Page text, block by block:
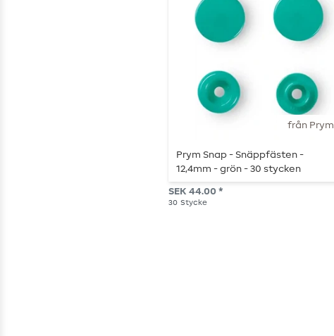
från Prym
Prym Snap - Snäppfästen -
12,4mm - grön - 30 stycken
SEK 44.00 *
30 Stycke